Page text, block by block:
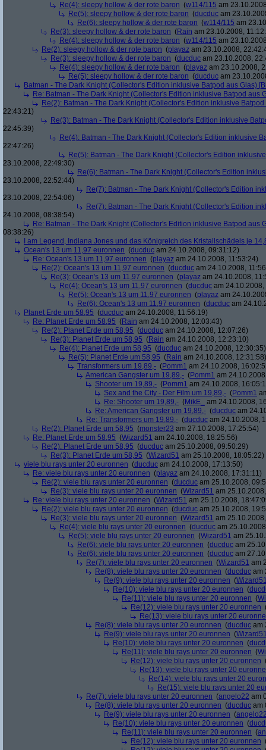
Re(4): sleepy hollow & der rote baron (w114/115 am
Re(5): sleepy hollow & der rote baron (ducduc am
Re(6): sleepy hollow & der rote baron (w114/115 am
Re(3): sleepy hollow & der rote baron (Rain am 23.10.2008,
Re(4): sleepy hollow & der rote baron (w114/115 am
Re(2): sleepy hollow & der rote baron (playaz am 23.10.2008,
Re(3): sleepy hollow & der rote baron (ducduc am 23.10.2008,
Re(4): sleepy hollow & der rote baron (playaz am 23.10.2008,
Re(5): sleepy hollow & der rote baron (ducduc am
Batman - The Dark Knight (Collector's Edition inklusive Batpod aus Glas)
Re: Batman - The Dark Knight (Collector's Edition inklusive Batpod aus
Re(2): Batman - The Dark Knight (Collector's Edition inklusive
22:43:21)
Re(3): Batman - The Dark Knight (Collector's Edition inklusive
22:45:39)
Re(4): Batman - The Dark Knight (Collector's Edition inklusive
22:47:26)
Re(5): Batman - The Dark Knight (Collector's Edition
23.10.2008, 22:49:30)
Re(6): Batman - The Dark Knight (Collector's Edition
23.10.2008, 22:52:44)
Re(7): Batman - The Dark Knight (Collector's Edition
23.10.2008, 22:54:06)
Re(7): Batman - The Dark Knight (Collector's Edition
24.10.2008, 08:38:54)
Re: Batman - The Dark Knight (Collector's Edition inklusive Batpod aus
08:38:26)
I am Legend, Indiana Jones und das Königreich des Kristallschädels je
Ocean's 13 um 11,97 euronnen (ducduc am 24.10.2008, 09:31:12)
Re: Ocean's 13 um 11,97 euronnen (playaz am 24.10.2008, 11:53:24)
Re(2): Ocean's 13 um 11,97 euronnen (ducduc am 24.10.2008,
Re(3): Ocean's 13 um 11,97 euronnen (playaz am 24.10.2008,
Re(4): Ocean's 13 um 11,97 euronnen (ducduc am
Re(5): Ocean's 13 um 11,97 euronnen (playaz am
Re(6): Ocean's 13 um 11,97 euronnen (ducduc am
Planet Erde um 58,95 (ducduc am 24.10.2008, 11:56:19)
Re: Planet Erde um 58,95 (Rain am 24.10.2008, 12:03:43)
Re(2): Planet Erde um 58,95 (ducduc am 24.10.2008, 12:07:26)
Re(3): Planet Erde um 58,95 (Rain am 24.10.2008, 12:23:10)
Re(4): Planet Erde um 58,95 (ducduc am 24.10.2008, 12:30:35)
Re(5): Planet Erde um 58,95 (Rain am 24.10.2008, 12:31:58)
Transformers um 19,89,- (Pomm1 am 24.10.2008,
American Gangster um 19,89,- (Pomm1 am
Shooter um 19,89,- (Pomm1 am 24.10.2008,
Sex and the City - Der Film um 19,89,- (Pomm1
Re: Shooter um 19,89,- (MikE_
am 24.10.2008,
Re: American Gangster um 19,89,- (ducduc am
Re: Transformers um 19,89,- (ducduc am 24.10.2008,
Re(2): Planet Erde um 58,95 (monster23 am 27.10.2008, 17:25:54)
Re: Planet Erde um 58,95 (Wizard51 am 24.10.2008, 18:25:56)
Re(2): Planet Erde um 58,95 (ducduc am 25.10.2008, 09:50:29)
Re(3): Planet Erde um 58,95 (Wizard51 am 25.10.2008, 18:05:22)
viele blu rays unter 20 euronnen (ducduc am 24.10.2008, 17:13:50)
Re: viele blu rays unter 20 euronnen (playaz am 24.10.2008, 17:31:11)
Re(2): viele blu rays unter 20 euronnen (ducduc am 25.10.2008,
Re(3): viele blu rays unter 20 euronnen (Wizard51 am
Re: viele blu rays unter 20 euronnen (Wizard51 am 25.10.2008,
Re(2): viele blu rays unter 20 euronnen (ducduc am 25.10.2008,
Re(3): viele blu rays unter 20 euronnen (Wizard51 am
Re(4): viele blu rays unter 20 euronnen (ducduc am
Re(5): viele blu rays unter 20 euronnen (Wizard51 am
Re(6): viele blu rays unter 20 euronnen (ducduc am
Re(6): viele blu rays unter 20 euronnen (ducduc am
Re(7): viele blu rays unter 20 euronnen (Wizard51 am
Re(8): viele blu rays unter 20 euronnen (ducduc am
Re(9): viele blu rays unter 20 euronnen (
Re(10): viele blu rays unter 20 euronnen (
Re(11): viele blu rays unter 20 euronnen (
Re(12): viele blu rays unter 20 euronnen
Re(13): viele blu rays unter 20
Re(8): viele blu rays unter 20 euronnen (ducduc am
Re(9): viele blu rays unter 20 euronnen (
Re(10): viele blu rays unter 20 euronnen (
Re(11): viele blu rays unter 20 euronnen (
Re(12): viele blu rays unter 20 euronnen
Re(13): viele blu rays unter 20
Re(14): viele blu rays unter 20
Re(15): viele blu rays unter 20
Re(7): viele blu rays unter 20 euronnen (angelo22 am
Re(8): viele blu rays unter 20 euronnen (ducduc am
Re(9): viele blu rays unter 20 euronnen (
Re(10): viele blu rays unter 20 euronnen (
Re(11): viele blu rays unter 20 euronnen (
Re(12): viele blu rays unter 20 euronnen